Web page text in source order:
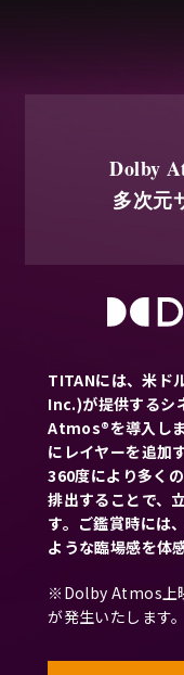
Dolby
多次元
TITANには、米
Inc.)が提供するシ
Atmos®を導入し
にレイヤーを追加
360度により多く
排出することで、
す。ご鑑賞時には
ような臨場感を体
※Dolby Atmos上
が発生いたします。